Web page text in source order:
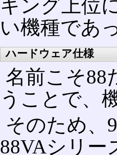
キング上位
い機種であ
ハードウェア仕様
名前こそ88
うことで、
そのため、
88VAシリー